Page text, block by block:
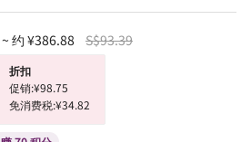
~ 约 ¥386.88 S$93.39
折扣
促销:¥98.75
免消费税:¥34.82